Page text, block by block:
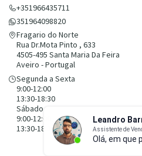
+351966435711
351964098820
Fragario do Norte
Rua Dr.Mota Pinto , 633
4505-495 Santa Maria Da Feira
Aveiro - Portugal
Segunda a Sexta
9:00-12:00
13:30-18:30
Sábado
9:00-12:00
13:30-18:30